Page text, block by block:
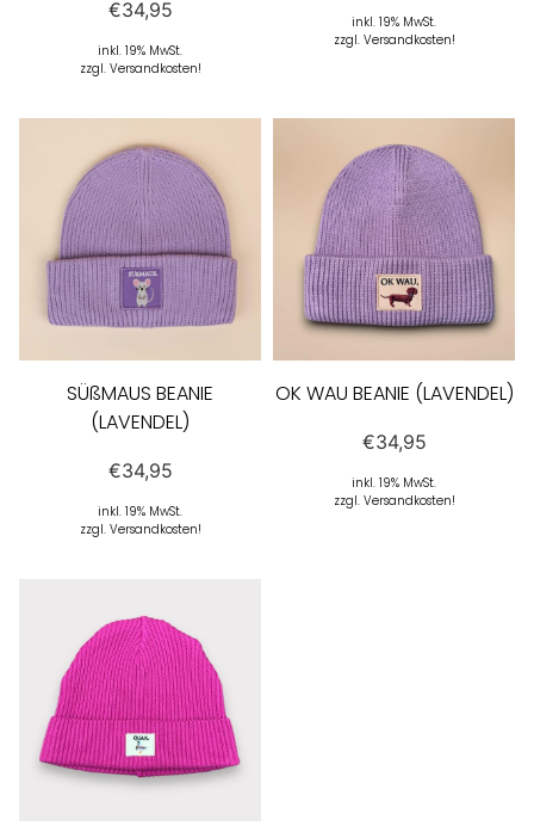
€34,95
inkl. 19% MwSt.
zzgl. Versandkosten!
inkl. 19% MwSt.
zzgl. Versandkosten!
SÜßMAUS BEANIE
(LAVENDEL)
€34,95
inkl. 19% MwSt.
zzgl. Versandkosten!
OK WAU BEANIE (LAVENDEL)
€34,95
inkl. 19% MwSt.
zzgl. Versandkosten!